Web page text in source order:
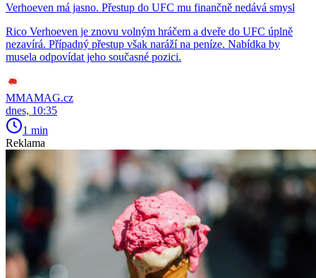
Verhoeven má jasno. Přestup do UFC mu finančně nedává smysl
Rico Verhoeven je znovu volným hráčem a dveře do UFC úplně
nezavírá. Případný přestup však naráží na peníze. Nabídka by
musela odpovídat jeho současné pozici.
MMAMAG.cz
dnes, 10:35
1 min
Reklama